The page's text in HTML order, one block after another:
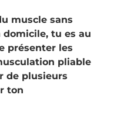
muscle sans
domicile, tu es au
présenter les
pliable
de plusieurs
ton